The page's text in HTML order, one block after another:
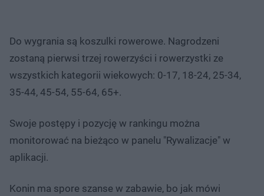
Do wygrania są koszulki rowerowe. Nagrodzeni
zostaną pierwsi trzej rowerzyści i rowerzystki ze
wszystkich kategorii wiekowych: 0-17, 18-24, 25-34,
35-44, 45-54, 55-64, 65+.
Swoje postępy i pozycję w rankingu można
monitorować na bieżąco w panelu "Rywalizacje" w
aplikacji.
Konin ma spore szanse w zabawie, bo jak mówi